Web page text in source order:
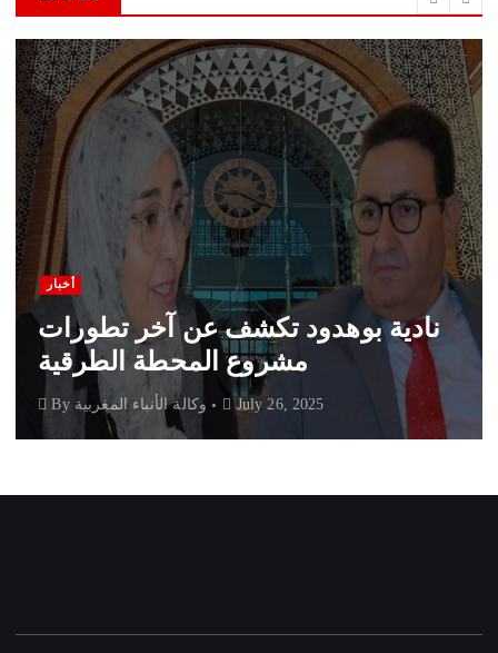
أخبار
نادية بوهدود تكشف عن آخر تطورات
مشروع المحطة الطرقية
By وكالة الأنباء المغربية July 26, 2025